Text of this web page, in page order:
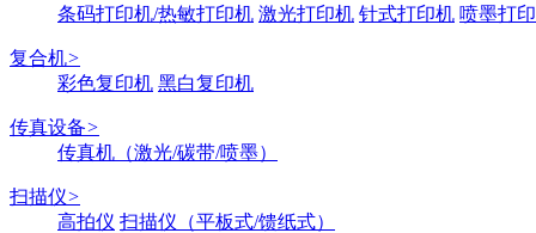
条码打印机/热敏打印机 激光打印机 针式打印机 喷墨打
复合机>
彩色复印机 黑白复印机
传真设备>
传真机（激光/碳带/喷墨）
扫描仪>
高拍仪 扫描仪（平板式/馈纸式）